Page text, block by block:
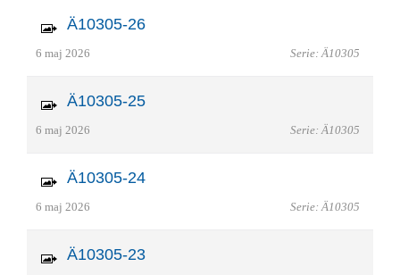
Ä10305-26
6 maj 2026 Serie: Ä10305
Ä10305-25
6 maj 2026 Serie: Ä10305
Ä10305-24
6 maj 2026 Serie: Ä10305
Ä10305-23